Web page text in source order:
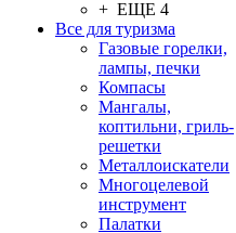
+ ЕЩЕ 4
Все для туризма
Газовые горелки,
лампы, печки
Компасы
Мангалы,
коптильни, гриль-
решетки
Металлоискатели
Многоцелевой
инструмент
Палатки